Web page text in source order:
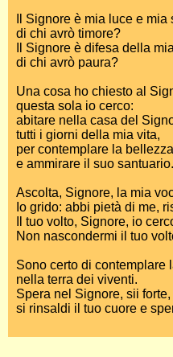
Il Signore è mia luce e mia
di chi avrò timore?
Il Signore è difesa della
di chi avrò paura?
Una cosa ho chiesto al
questa sola io cerco:
abitare nella casa del
tutti i giorni della mia vita,
per contemplare la
e ammirare il suo santuario.
Ascolta, Signore, la mia
Io grido: abbi pietà di me,
Il tuo volto, Signore, io
Non nascondermi il tuo
Sono certo di contemplare
nella terra dei viventi.
Spera nel Signore, sii forte,
si rinsaldi il tuo cuore e